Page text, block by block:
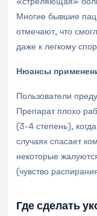
Многие бывшие
отмечают, что
даже к легкому
Нюансы
Пользователи
Препарат плохо
(3-4 степень),
случаях спасает
некоторые
(чувство
Где сделать